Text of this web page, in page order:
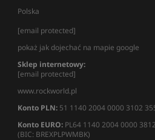
Polska
[email protected]
pokaż jak dojechać na mapie google
Sklep internetowy:
[email protected]
www.rockworld.pl
Konto PLN: 51 1140 2004 0000 3102
Konto EURO: PL64 1140 2004 0000
(BIC: BREXPLPWMBK)